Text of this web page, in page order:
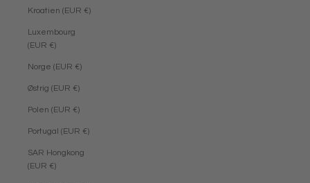
Kroatien (EUR €)
Luxembourg
(EUR €)
Norge (EUR €)
Østrig (EUR €)
Polen (EUR €)
Portugal (EUR €)
SAR Hongkong
(EUR €)